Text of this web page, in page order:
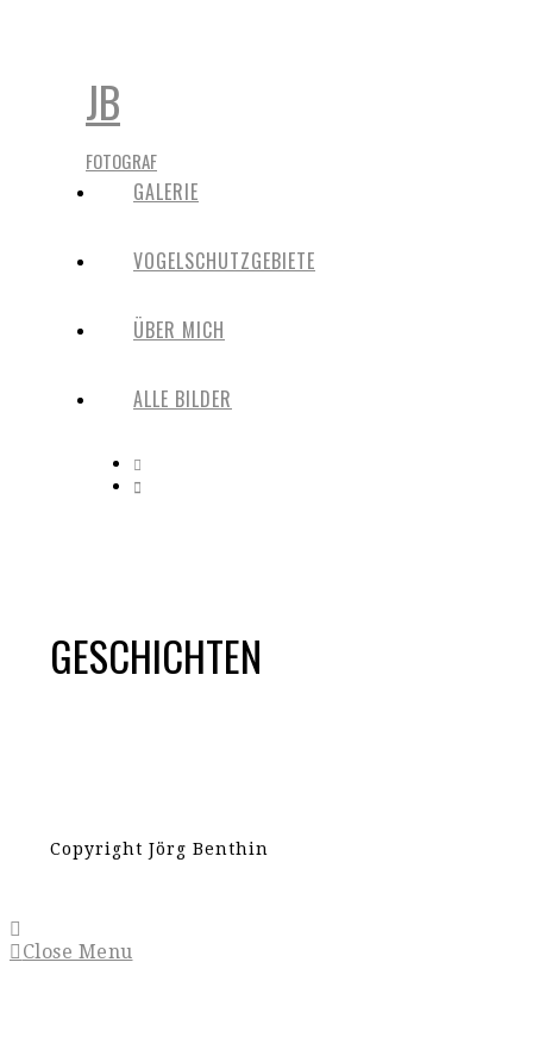
JB
FOTOGRAF
GALERIE
VOGELSCHUTZGEBIETE
ÜBER MICH
ALLE BILDER
GESCHICHTEN
Copyright Jörg Benthin
Close Menu